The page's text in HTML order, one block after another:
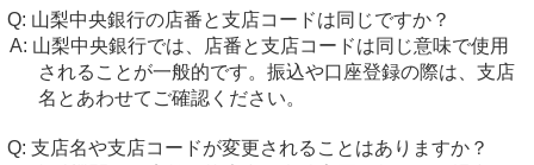
山梨中央銀行の店番と支店コードは同じですか？
山梨中央銀行では、店番と支店コードは同じ意味で使用
されることが一般的です。振込や口座登録の際は、支店
名とあわせてご確認ください。
支店名や支店コードが変更されることはありますか？